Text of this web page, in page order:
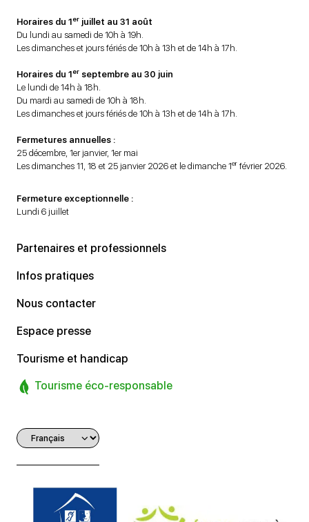
Horaires du 1er juillet au 31 août
Du lundi au samedi de 10h à 19h.
Les dimanches et jours fériés de 10h à 13h et de 14h à 17h.
Horaires du 1er septembre au 30 juin
Le lundi de 14h à 18h.
Du mardi au samedi de 10h à 18h.
Les dimanches et jours fériés de 10h à 13h et de 14h à 17h.
Fermetures annuelles :
25 décembre, 1er janvier, 1er mai
Les dimanches 11, 18 et 25 janvier 2026 et le dimanche 1er février 2026.
Fermeture exceptionnelle :
Lundi 6 juillet
Partenaires et professionnels
Infos pratiques
Nous contacter
Espace presse
Tourisme et handicap
Tourisme éco-responsable